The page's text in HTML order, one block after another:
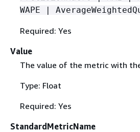
WAPE |
Required: Yes
Value
The value of the metric with
Type: Float
Required: Yes
StandardMetricName